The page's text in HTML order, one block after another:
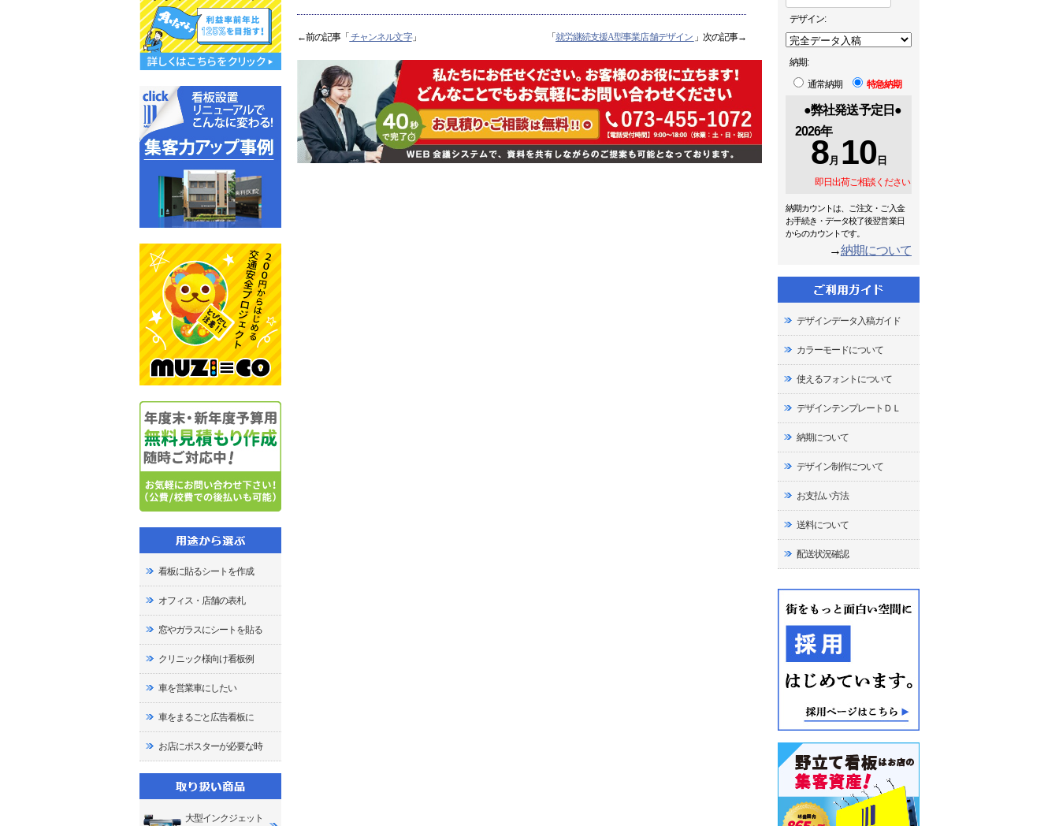
「就労継続支援A型事業店舗デザイン 」次の記事→
←前の記事「 チャンネル文字」
看板に貼るシートを作成
オフィス・店舗の表札
窓やガラスにシートを貼る
クリニック様向け看板例
車を営業車にしたい
車をまるごと広告看板に
お店にポスターが必要な時
大型インクジェット
デザイン:
納期:
通常納期
特急納期
●弊社発送予定日●
2026年
8月 10 日
即日出荷ご相談ください
納期カウントは、ご注文・ご入金
お手続き・データ校了後翌営業日
からのカウントです。
→納期について
デザインデータ入稿ガイド
カラーモードについて
使えるフォントについて
デザインテンプレートＤＬ
納期について
デザイン制作について
お支払い方法
送料について
配送状況確認